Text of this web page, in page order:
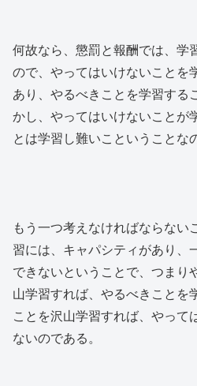
何故なら、懲罰と報酬では、学
ので、やってはいけないことを
あり、やるべきことを学習する
かし、やってはいけないことが
とは学習し難いこということな
もう一つ考えなければならない
習には、キャパシティがあり、
できないということで、つまり
山学習すれば、やるべきことを
ことを沢山学習すれば、やって
ないのである。